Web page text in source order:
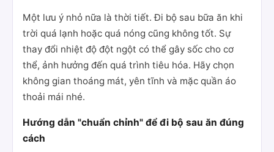
Một lưu ý nhỏ nữa là thời tiết. Đi bộ sau bữa ăn khi
trời quá lạnh hoặc quá nóng cũng không tốt. Sự
thay đổi nhiệt độ đột ngột có thể gây sốc cho cơ
thể, ảnh hưởng đến quá trình tiêu hóa. Hãy chọn
không gian thoáng mát, yên tĩnh và mặc quần áo
thoải mái nhé.
Hướng dẫn "chuẩn chỉnh" để đi bộ sau ăn đúng
cách